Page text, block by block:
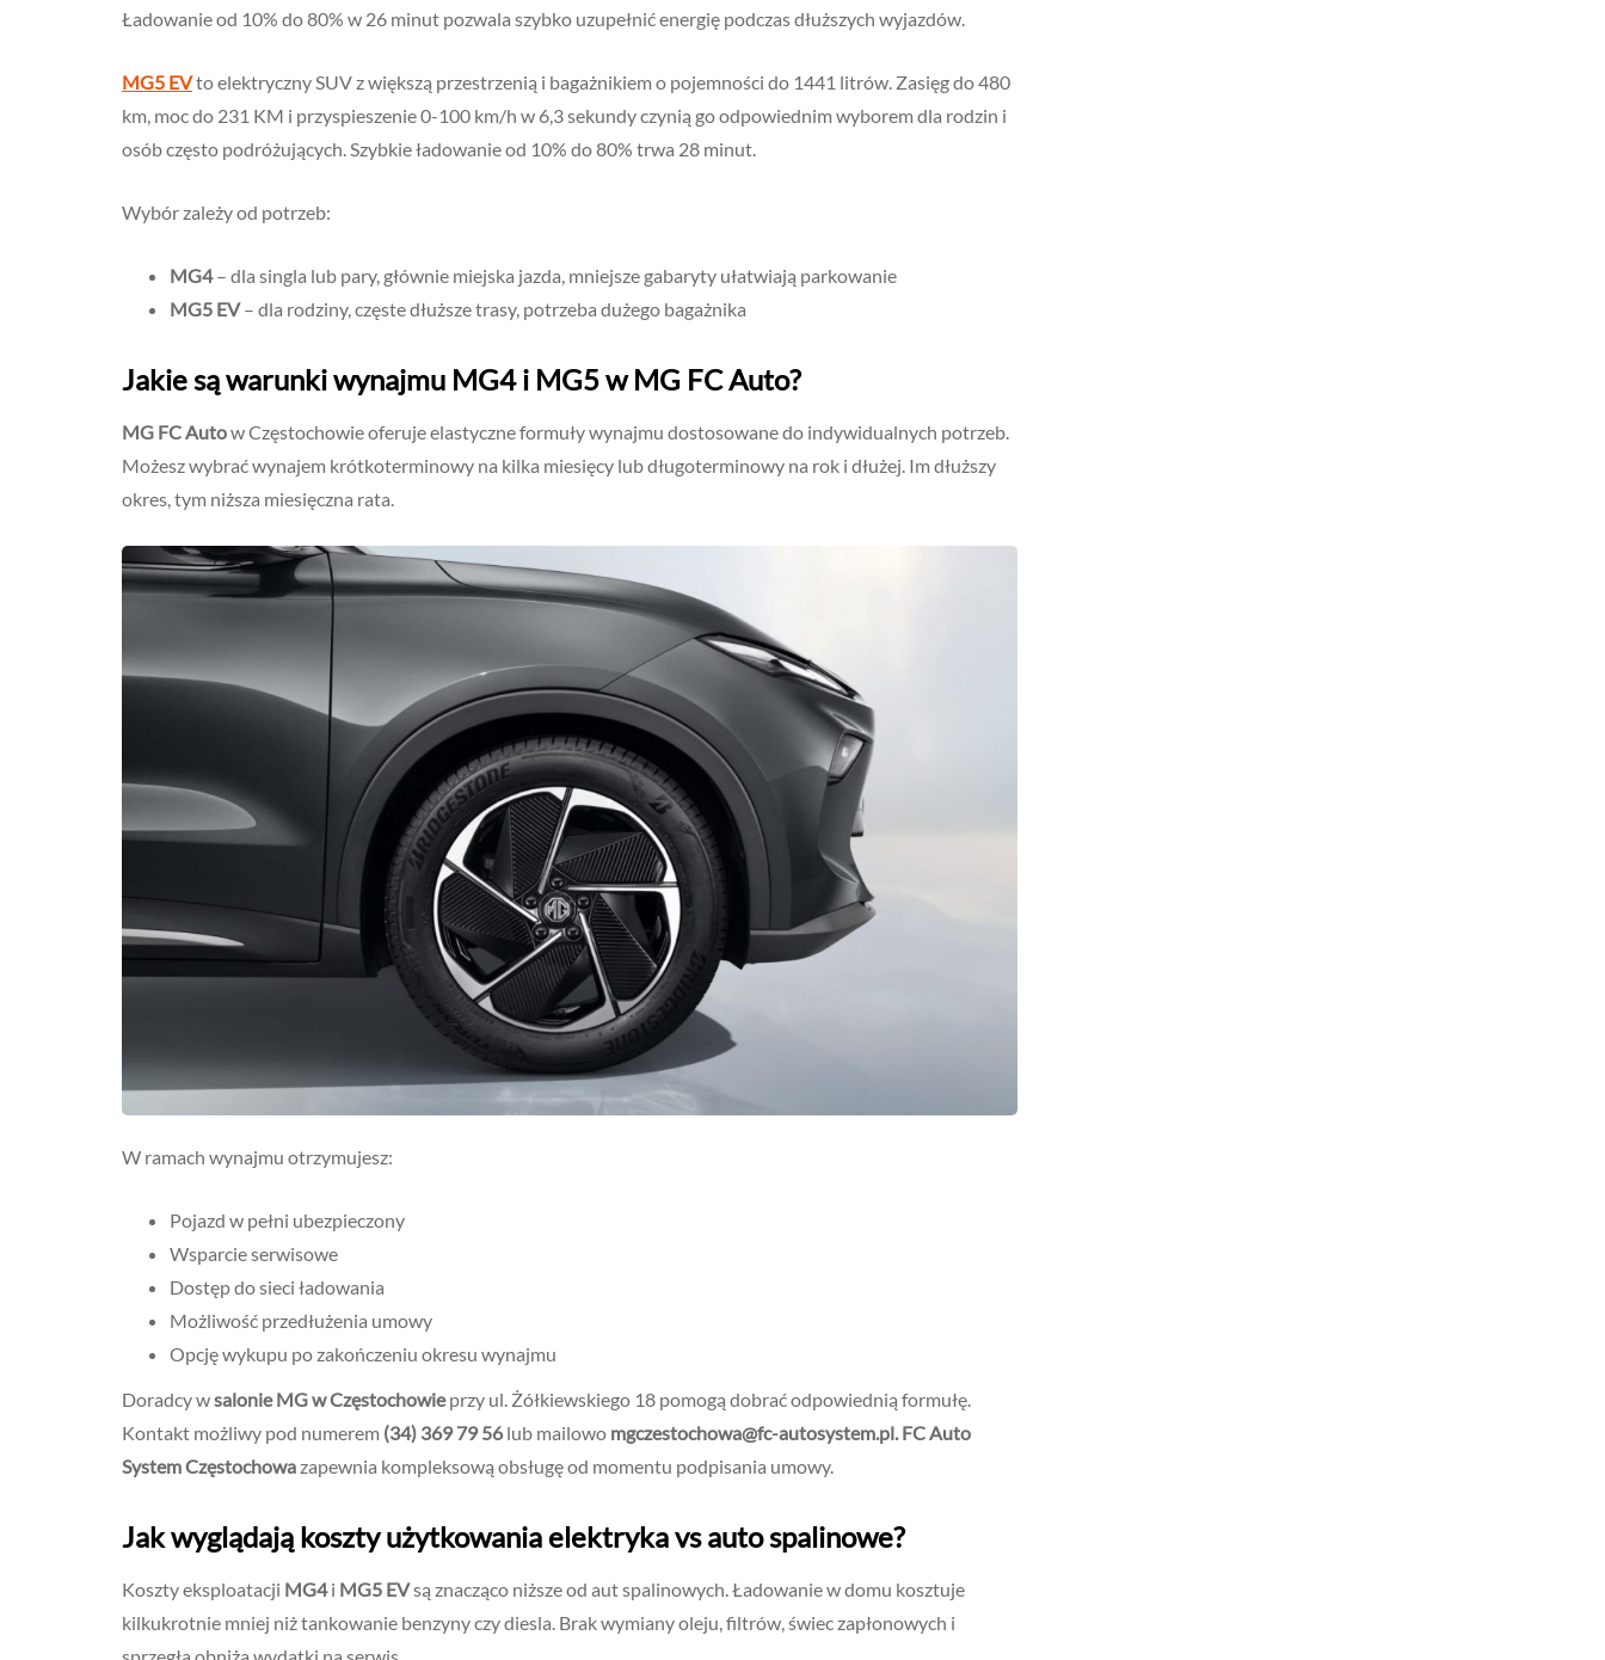
Ładowanie od 10% do 80% w 26 minut pozwala szybko uzupełnić energię podczas dłuższych wyjazdów.
MG5 EVto elektryczny SUV z większą przestrzenią i bagażnikiem o pojemności do 1441 litrów. Zasięg do 480
km, moc do 231 KM i przyspieszenie 0-100 km/h w 6,3 sekundy czynią go odpowiednim wyborem dla rodzin i
osób często podróżujących. Szybkie ładowanie od 10% do 80% trwa 28 minut.
Wybór zależy od potrzeb:
MG4– dla singla lub pary, głównie miejska jazda, mniejsze gabaryty ułatwiają parkowanie
MG5 EV– dla rodziny, częste dłuższe trasy, potrzeba dużego bagażnika
Jakie są warunki wynajmu MG4 i MG5 w MG FC Auto?
MG FC Autow Częstochowie oferuje elastyczne formuły wynajmu dostosowane do indywidualnych potrzeb.
Możesz wybrać wynajem krótkoterminowy na kilka miesięcy lub długoterminowy na rok i dłużej. Im dłuższy
okres, tym niższa miesięczna rata.
W ramach wynajmu otrzymujesz:
Pojazd w pełni ubezpieczony
Wsparcie serwisowe
Dostęp do sieci ładowania
Możliwość przedłużenia umowy
Opcję wykupu po zakończeniu okresu wynajmu
Doradcy wsalonie MG w Częstochowieprzy ul. Żółkiewskiego 18 pomogą dobrać odpowiednią formułę.
Kontakt możliwy pod numerem (34) 369 79 56lub mailowo mgczestochowa@fc-autosystem.pl. FC Auto
System Częstochowazapewnia kompleksową obsługę od momentu podpisania umowy.
Jak wyglądają koszty użytkowania elektryka vs auto spalinowe?
Koszty eksploatacji MG4i MG5 EVsą znacząco niższe od aut spalinowych. Ładowanie w domu kosztuje
kilkukrotnie mniej niż tankowanie benzyny czy diesla. Brak wymiany oleju, filtrów, świec zapłonowych i